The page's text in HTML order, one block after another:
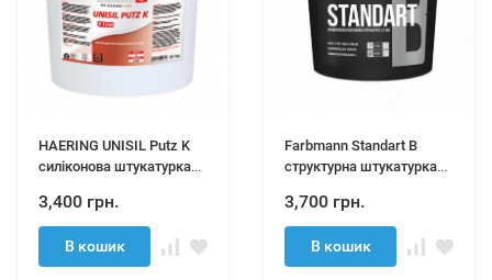
HAERING UNISIL Putz K
силіконова штукатурка
3,400 грн.
В кошик
Farbmann Standart B
структурна штукатурка
3,700 грн.
В кошик